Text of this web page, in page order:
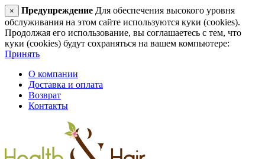
× Предупреждение Для обеспечения высокого уровня
обслуживания на этом сайте используются куки (cookies).
Продолжая его использование, вы соглашаетесь с тем, что
куки (cookies) будут сохраняться на вашем компьютере:
Принять
О компании
Доставка и оплата
Возврат
Контакты